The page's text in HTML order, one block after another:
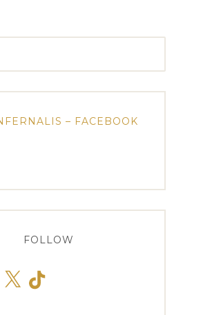
– FACEBOOK
FOLLOW
X TikTok